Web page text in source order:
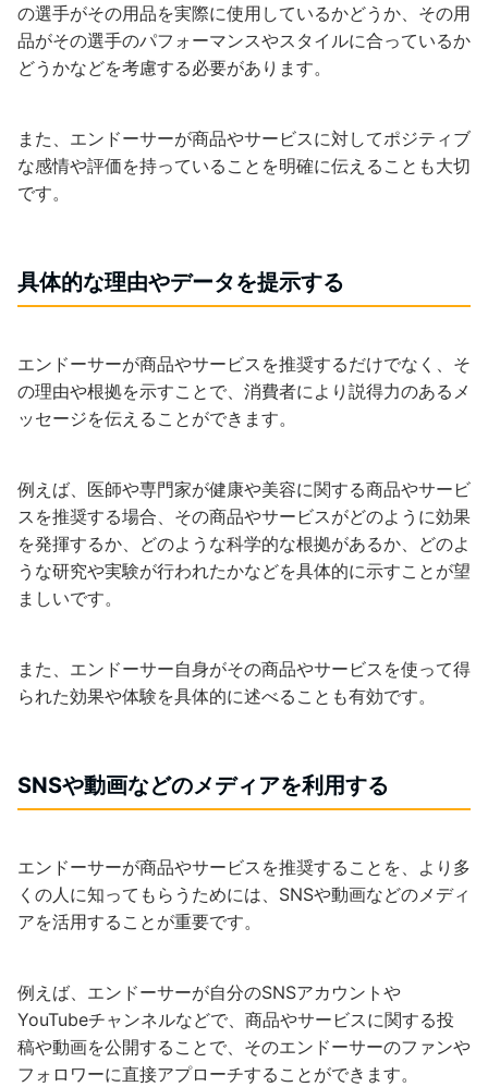
の選手がその用品を実際に使用しているかどうか、その用
品がその選手のパフォーマンスやスタイルに合っているか
どうかなどを考慮する必要があります。
また、エンドーサーが商品やサービスに対してポジティブ
な感情や評価を持っていることを明確に伝えることも大切
です。
具体的な理由やデータを提示する
エンドーサーが商品やサービスを推奨するだけでなく、そ
の理由や根拠を示すことで、消費者により説得力のあるメ
ッセージを伝えることができます。
例えば、医師や専門家が健康や美容に関する商品やサービ
スを推奨する場合、その商品やサービスがどのように効果
を発揮するか、どのような科学的な根拠があるか、どのよ
うな研究や実験が行われたかなどを具体的に示すことが望
ましいです。
また、エンドーサー自身がその商品やサービスを使って得
られた効果や体験を具体的に述べることも有効です。
SNSや動画などのメディアを利用する
エンドーサーが商品やサービスを推奨することを、より多
くの人に知ってもらうためには、SNSや動画などのメディ
アを活用することが重要です。
例えば、エンドーサーが自分のSNSアカウントや
YouTubeチャンネルなどで、商品やサービスに関する投
稿や動画を公開することで、そのエンドーサーのファンや
フォロワーに直接アプローチすることができます。